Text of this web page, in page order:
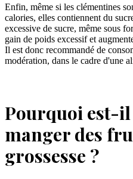
Enfin, même si les clémentines
calories, elles contiennent du
excessive de sucre, même sous
gain de poids excessif et
Il est donc recommandé de
modération, dans le cadre d'une
Pourquoi est-
manger des
grossesse ?